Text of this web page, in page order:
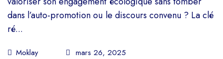
dans l’auto-promotion ou le discours convenu ? La clé
ré...
Moklay mars 26, 2025